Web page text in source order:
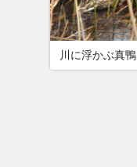
川に浮かぶ真鴨